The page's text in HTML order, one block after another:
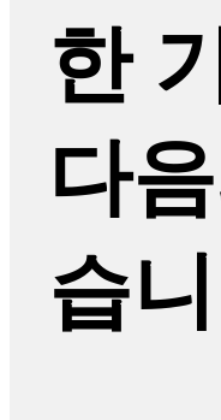
한
다
습